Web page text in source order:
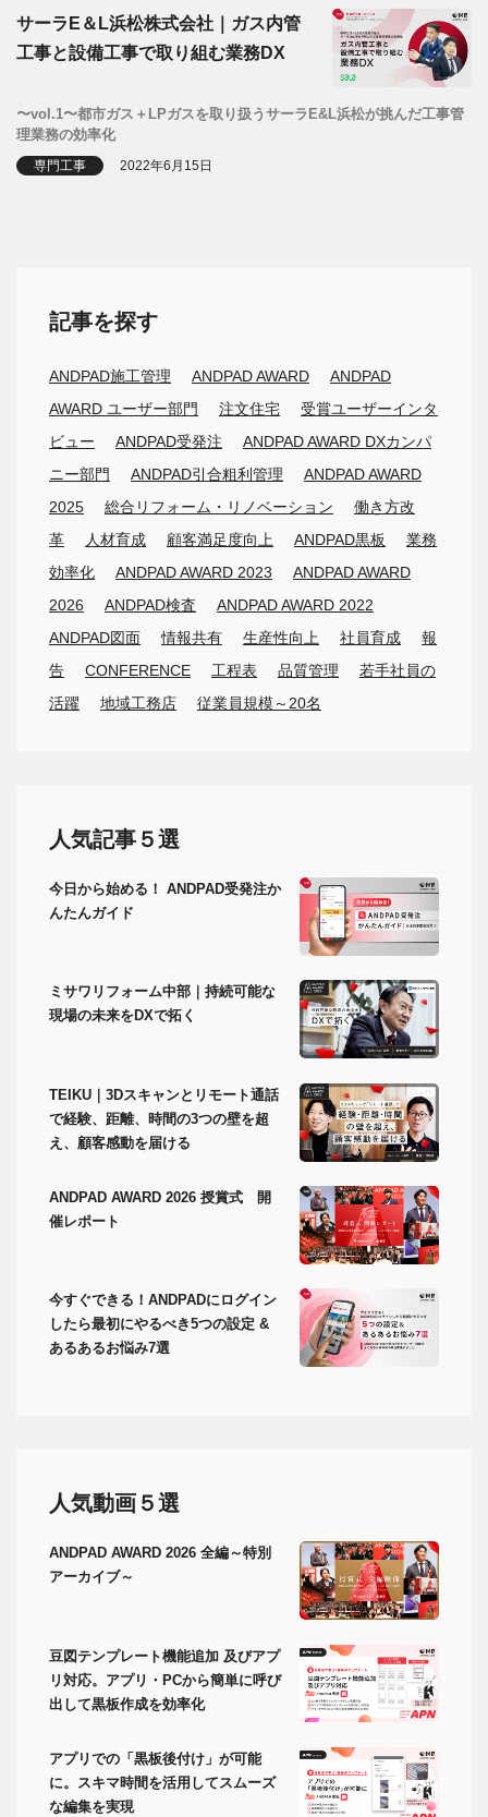
サーラE＆L浜松株式会社｜ガス内管
工事と設備工事で取り組む業務DX
〜vol.1〜都市ガス＋LPガスを取り扱うサーラE&L浜松が挑んだ工事管
理業務の効率化
専門工事 2022年6月15日
記事を探す
ANDPAD施工管理 ANDPAD AWARD
ANDPAD
AWARD ユーザー部門
注文住宅
受賞ユーザーインタ
ビュー
ANDPAD受発注
ANDPAD AWARD DXカンパ
ニー部門
ANDPAD引合粗利管理
ANDPAD AWARD
2025
総合リフォーム・リノベーション
働き方改
革
人材育成 顧客満足度向上 ANDPAD黒板
業務
効率化
ANDPAD AWARD 2023
ANDPAD AWARD
2026
ANDPAD検査
ANDPAD AWARD 2022
ANDPAD図面
情報共有 生産性向上 社員育成
報
告
CONFERENCE 工程表 品質管理
若手社員の
活躍
地域工務店 従業員規模～20名
人気記事５選
今日から始める！ ANDPAD受発注か
んたんガイド
ミサワリフォーム中部｜持続可能な
現場の未来をDXで拓く
TEIKU｜3Dスキャンとリモート通話
で経験、距離、時間の3つの壁を超
え、顧客感動を届ける
ANDPAD AWARD 2026 授賞式 開
催レポート
今すぐできる！ANDPADにログイン
したら最初にやるべき5つの設定 &
あるあるお悩み7選
人気動画５選
ANDPAD AWARD 2026 全編～特別
アーカイブ～
豆図テンプレート機能追加 及びアプ
リ対応。アプリ・PCから簡単に呼び
出して黒板作成を効率化
アプリでの「黒板後付け」が可能
に。スキマ時間を活用してスムーズ
な編集を実現